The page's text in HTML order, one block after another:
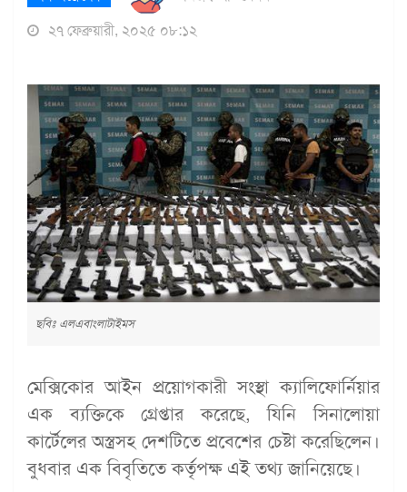
২৭ ফেব্রুয়ারী, ২০২৫ ০৮:১২
ছবিঃ এলএবাংলাটাইমস
মেক্সিকোর আইন প্রয়োগকারী সংস্থা ক্যালিফোর্নিয়ার
এক ব্যক্তিকে গ্রেপ্তার করেছে, যিনি সিনালোয়া
কার্টেলের অস্ত্রসহ দেশটিতে প্রবেশের চেষ্টা করেছিলেন।
বুধবার এক বিবৃতিতে কর্তৃপক্ষ এই তথ্য জানিয়েছে।